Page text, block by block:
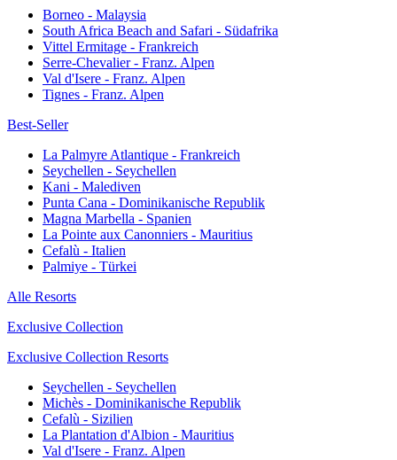
Borneo - Malaysia
South Africa Beach and Safari - Südafrika
Vittel Ermitage - Frankreich
Serre-Chevalier - Franz. Alpen
Val d'Isere - Franz. Alpen
Tignes - Franz. Alpen
Best-Seller
La Palmyre Atlantique - Frankreich
Seychellen - Seychellen
Kani - Malediven
Punta Cana - Dominikanische Republik
Magna Marbella - Spanien
La Pointe aux Canonniers - Mauritius
Cefalù - Italien
Palmiye - Türkei
Alle Resorts
Exclusive Collection
Exclusive Collection Resorts
Seychellen - Seychellen
Michès - Dominikanische Republik
Cefalù - Sizilien
La Plantation d'Albion - Mauritius
Val d'Isere - Franz. Alpen